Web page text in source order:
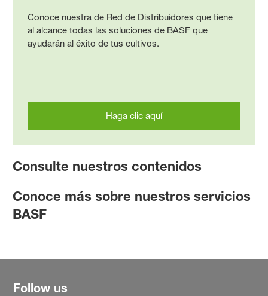
Conoce nuestra de Red de Distribuidores que tiene
al alcance todas las soluciones de BASF que
ayudarán al éxito de tus cultivos.
Haga clic aquí
Consulte nuestros contenidos
Conoce más sobre nuestros servicios
BASF
Follow us